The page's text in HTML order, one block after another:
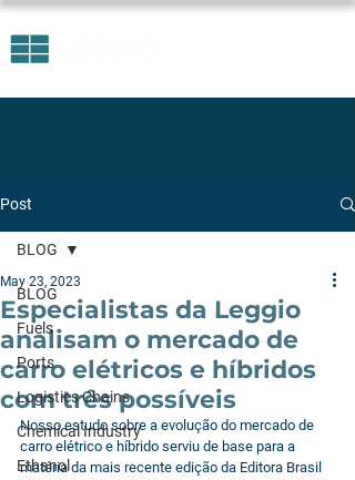
Post
BLOG
Fuels
Ports
Logistics Chains
Chemical Industry
Ethanol
BLOG
Especialistas da Leggio
analisam o mercado de
carro elétricos e híbridos
com três possíveis
May 23, 2023
Nosso estudo sobre a evolução do mercado de
carro elétrico e híbrido serviu de base para a
matéria da mais recente edição da Editora Brasil